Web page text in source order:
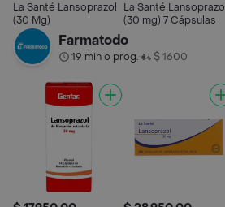
La Santé Lansoprazol
(30 Mg)
La Santé Lansoprazol
(30 mg) 7 Cápsulas
Farmatodo
19 min o prog.• $ 1600